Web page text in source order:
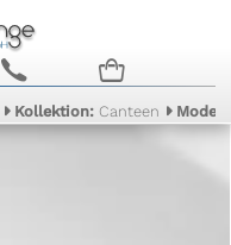
c n
Kollektion:Canteen